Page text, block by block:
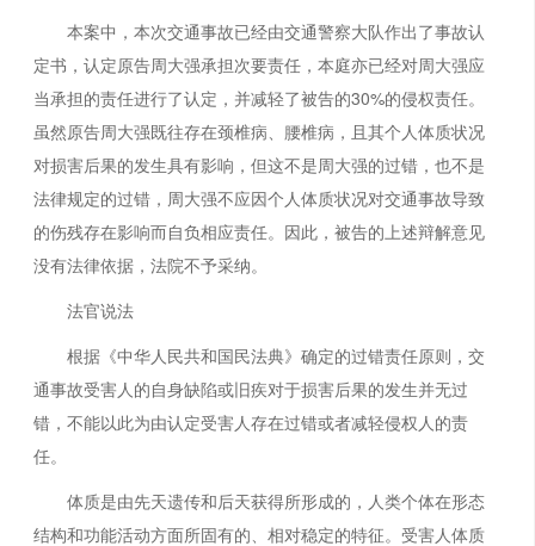
本案中，本次交通事故已经由交通警察大队作出了事故认
定书，认定原告周大强承担次要责任，本庭亦已经对周大强应
当承担的责任进行了认定，并减轻了被告的30%的侵权责任。
虽然原告周大强既往存在颈椎病、腰椎病，且其个人体质状况
对损害后果的发生具有影响，但这不是周大强的过错，也不是
法律规定的过错，周大强不应因个人体质状况对交通事故导致
的伤残存在影响而自负相应责任。因此，被告的上述辩解意见
没有法律依据，法院不予采纳。
法官说法
根据《中华人民共和国民法典》确定的过错责任原则，交
通事故受害人的自身缺陷或旧疾对于损害后果的发生并无过
错，不能以此为由认定受害人存在过错或者减轻侵权人的责
任。
体质是由先天遗传和后天获得所形成的，人类个体在形态
结构和功能活动方面所固有的、相对稳定的特征。受害人体质